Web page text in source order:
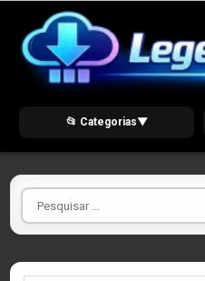
content
📂 Categorias▼
Pesquisar
por